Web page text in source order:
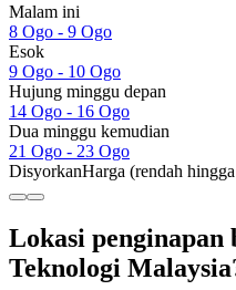
Malam ini
8 Ogo - 9 Ogo
Esok
9 Ogo - 10 Ogo
Hujung minggu depan
14 Ogo - 16 Ogo
Dua minggu kemudian
21 Ogo - 23 Ogo
DisyorkanHarga (rendah
Lokasi
Teknologi